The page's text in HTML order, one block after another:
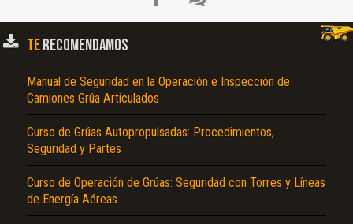
TERECOMENDAMOS
Manual de Seguridad en la Operación e Inspección de
Camiones Grúa Articulados
Curso de Grúas Autopropulsadas: Procedimientos,
Seguridad y Partes
Curso de Operación de Grúas: Seguridad con Torres y Líneas
de Energía Aéreas
Texto o Imagen de portada son erróneos.
No carga o no se visualiza el contenido.